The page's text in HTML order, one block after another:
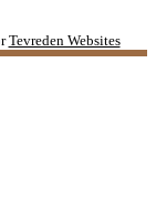
Tevreden Websites